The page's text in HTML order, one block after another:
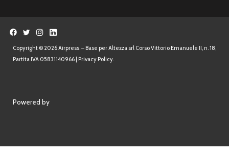
Copyright © 2026 Airpress. – Base per Altezza srl Corso Vittorio Emanuele II, n. 18,
Partita IVA 05831140966 | Privacy Policy.
Powered by